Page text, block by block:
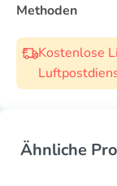
Methoden
Kostenlose
Ähnliche